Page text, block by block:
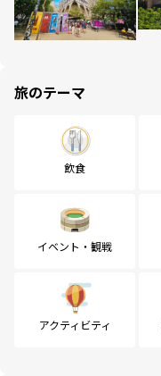
旅のテーマ
飲食
イベント・観戦
アクティビティ